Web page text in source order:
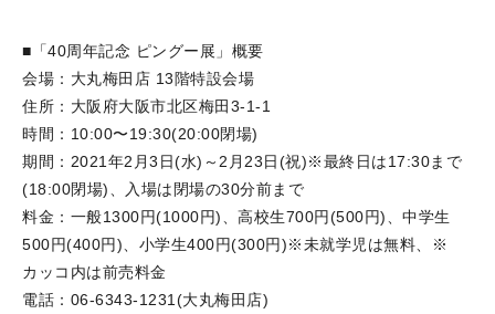
■「40周年記念 ピングー展」概要
会場：大丸梅田店 13階特設会場
住所：大阪府大阪市北区梅田3-1-1
時間：10:00〜19:30(20:00閉場)
期間：2021年2月3日(水)～2月23日(祝)※最終日は17:30まで
(18:00閉場)、入場は閉場の30分前まで
料金：一般1300円(1000円)、高校生700円(500円)、中学生
500円(400円)、小学生400円(300円)※未就学児は無料、※
カッコ内は前売料金
電話：06-6343-1231(大丸梅田店)